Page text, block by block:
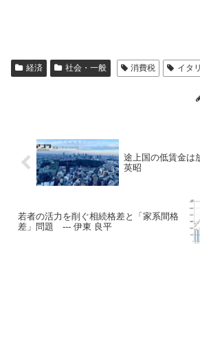
経済 社会・一般 消費税 イタ
途上国の低賃金
英昭
若者の活力を削ぐ相続格差と「家系間格
差」問題 --- 伊東 良平